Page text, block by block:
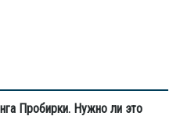
Пробирки. Нужно ли это